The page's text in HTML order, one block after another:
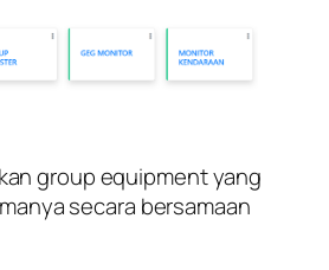
group equipment yang
secara bersamaan